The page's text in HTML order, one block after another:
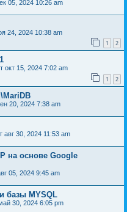
05, 2024 10:26 am
24, 2024 10:38 am
1 2
окт 15, 2024 7:02 am
1 2
20, 2024 7:38 am
авг 30, 2024 11:53 am
на основе Google
05, 2024 9:45 am
базы MYSQL
30, 2024 6:05 pm